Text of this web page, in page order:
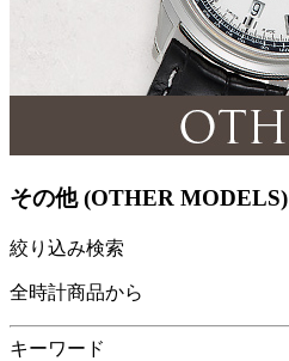
その他 (OTHER MODELS)
絞り込み検索
全時計商品から
キーワード